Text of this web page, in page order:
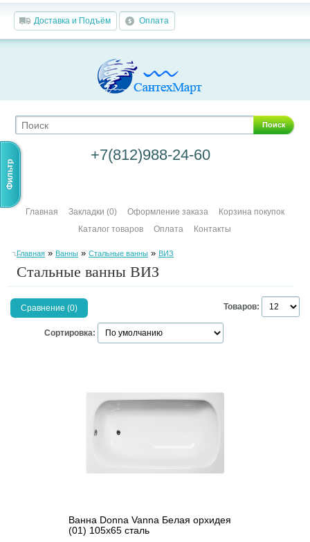
Доставка и Подъём Оплата
Поиск
+7(812)988-24-60
Главная Закладки (0) Оформление заказа
Корзина покупок
Каталог товаров
Оплата Контакты
Главная» Ванны» Стальные ванны» ВИЗ
Стальные ванны ВИЗ
Фильтр
Товаров:
Сравнение (0)
Сортировка:
Ванна Donna Vanna Белая орхидея
(01) 105x65 сталь